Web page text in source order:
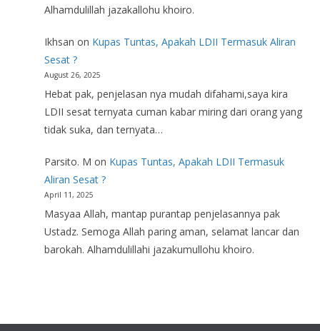
Alhamdulillah jazakallohu khoiro.
Ikhsan on Kupas Tuntas, Apakah LDII Termasuk Aliran
Sesat ?
August 26, 2025
Hebat pak, penjelasan nya mudah difahami,saya kira
LDII sesat ternyata cuman kabar miring dari orang yang
tidak suka, dan ternyata…
Parsito. M on Kupas Tuntas, Apakah LDII Termasuk
Aliran Sesat ?
April 11, 2025
Masyaa Allah, mantap purantap penjelasannya pak
Ustadz. Semoga Allah paring aman, selamat lancar dan
barokah. Alhamdulillahi jazakumullohu khoiro.